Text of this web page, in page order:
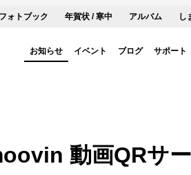
フォトブック 年賀状 / 寒中 アルバム し
お知らせ イベント ブログ サポート
動画QRサ